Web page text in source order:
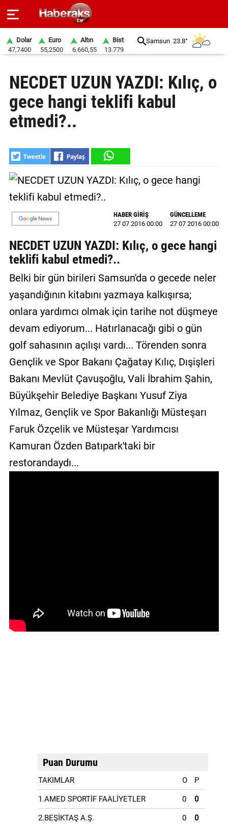
SPOR
YAŞAM
BELEDİYELER
SAĞLIK
SİYASET
EĞİTİM
GALERİ
VİDEO
YAZARLAR
ULAŞIN
Künye
İletişim
Gizlilik
Sözleşmesi
Kullanıcı
Sözleşmesi
Dolar
47,7400
Euro
55,2500
Altın
6.660,55
Bist
13.779
Samsun 23.8°
NECDET UZUN YAZDI: Kılıç, o
gece hangi teklifi kabul
etmedi?..
HABER GİRİŞ
27 07 2016 00:00
GÜNCELLEME
27 07 2016 00:00
NECDET UZUN YAZDI: Kılıç, o gece hangi
teklifi kabul etmedi?..
Belki bir gün birileri Samsun'da o gecede neler
yaşandığının kitabını yazmaya kalkışırsa;
onlara yardımcı olmak için tarihe not düşmeye
devam ediyorum... Hatırlanacağı gibi o gün
golf sahasının açılışı vardı... Törenden sonra
Gençlik ve Spor Bakanı Çağatay Kılıç, Dışişleri
Bakanı Mevlüt Çavuşoğlu, Vali İbrahim Şahin,
Büyükşehir Belediye Başkanı Yusuf Ziya
Yılmaz, Gençlik ve Spor Bakanlığı Müsteşarı
Faruk Özçelik ve Müsteşar Yardımcısı
Kamuran Özden Batıpark'taki bir
restorandaydı...
Puan Durumu
TAKIMLAR O P
1.AMED SPORTİF FAALİYETLER 0 0
2.BEŞİKTAŞ A.Ş. 0 0